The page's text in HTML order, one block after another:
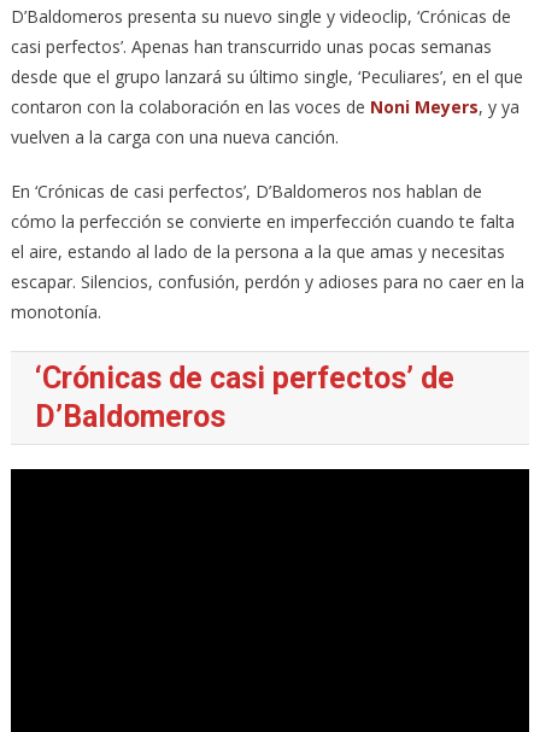
D’Baldomeros presenta su nuevo single y videoclip, ‘Crónicas de
casi perfectos’. Apenas han transcurrido unas pocas semanas
desde que el grupo lanzará su último single, ‘Peculiares’, en el que
contaron con la colaboración en las voces de Noni Meyers, y ya
vuelven a la carga con una nueva canción.
En ‘Crónicas de casi perfectos’, D’Baldomeros nos hablan de
cómo la perfección se convierte en imperfección cuando te falta
el aire, estando al lado de la persona a la que amas y necesitas
escapar. Silencios, confusión, perdón y adioses para no caer en la
monotonía.
‘Crónicas de casi perfectos’ de
D’Baldomeros